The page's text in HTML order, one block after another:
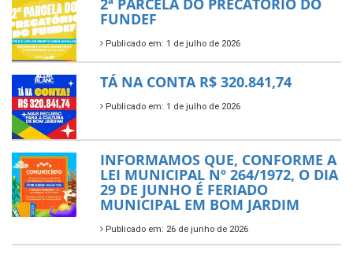
2ª PARCELA DO PRECATÓRIO DO
FUNDEF
Publicado em: 1 de julho de 2026
TÁ NA CONTA R$ 320.841,74
Publicado em: 1 de julho de 2026
INFORMAMOS QUE, CONFORME A
LEI MUNICIPAL Nº 264/1972, O DIA
29 DE JUNHO É FERIADO
MUNICIPAL EM BOM JARDIM
Publicado em: 26 de junho de 2026